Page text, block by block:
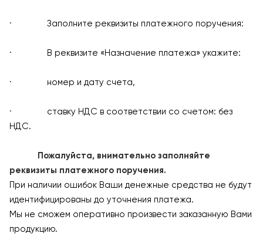
· Заполните реквизиты платежного поручения:
· В реквизите «Назначение платежа» укажите:
· номер и дату счета,
· ставку НДС в соответствии со счетом: без
НДС.
Пожалуйста, внимательно заполняйте
реквизиты платежного поручения.
При наличии ошибок Ваши денежные средства не будут
идентифицированы до уточнения платежа.
Мы не сможем оперативно произвести заказанную Вами
продукцию.